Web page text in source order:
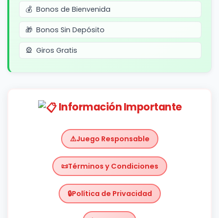
Bonos de Bienvenida
Bonos Sin Depósito
Giros Gratis
Información Importante
Juego Responsable
Términos y Condiciones
Política de Privacidad